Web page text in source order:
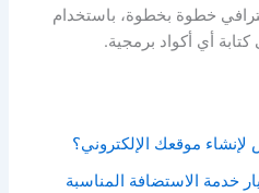
خطوة بخطوة، باستخدام
أي أكواد برمجية.
لإنشاء موقعك الإلكتروني؟
خدمة الاستضافة المناسبة